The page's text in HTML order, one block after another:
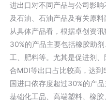
进出口对不同产品与公司影
及石油、石油产品及有关原料
从具体产品看，根据卓创资
30%的产品主要包括橡胶助
工、肥料等。尤其是促进剂
合MDI等出口占比较高，达
国进口依存度超过30%的产品
基础化工品、高端塑料、橡